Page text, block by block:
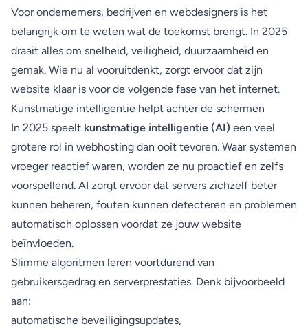
Voor ondernemers, bedrijven en webdesigners is het
belangrijk om te weten wat de toekomst brengt. In 2025
draait alles om snelheid, veiligheid, duurzaamheid en
gemak. Wie nu al vooruitdenkt, zorgt ervoor dat zijn
website klaar is voor de volgende fase van het internet.
Kunstmatige intelligentie helpt achter de schermen
In 2025 speelt kunstmatige intelligentie (AI) een veel
grotere rol in webhosting dan ooit tevoren. Waar systemen
vroeger reactief waren, worden ze nu proactief en zelfs
voorspellend. AI zorgt ervoor dat servers zichzelf beter
kunnen beheren, fouten kunnen detecteren en problemen
automatisch oplossen voordat ze jouw website
beïnvloeden.
Slimme algoritmen leren voortdurend van
gebruikersgedrag en serverprestaties. Denk bijvoorbeeld
aan:
automatische beveiligingsupdates,